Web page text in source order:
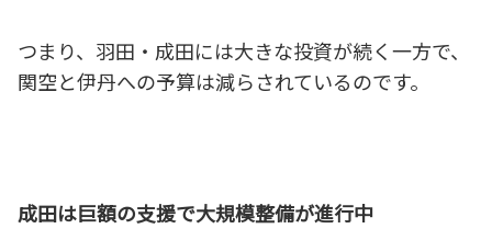
つまり、羽田・成田には大きな投資が続く一方で、
関空と伊丹への予算は減らされているのです。
成田は巨額の支援で大規模整備が進行中